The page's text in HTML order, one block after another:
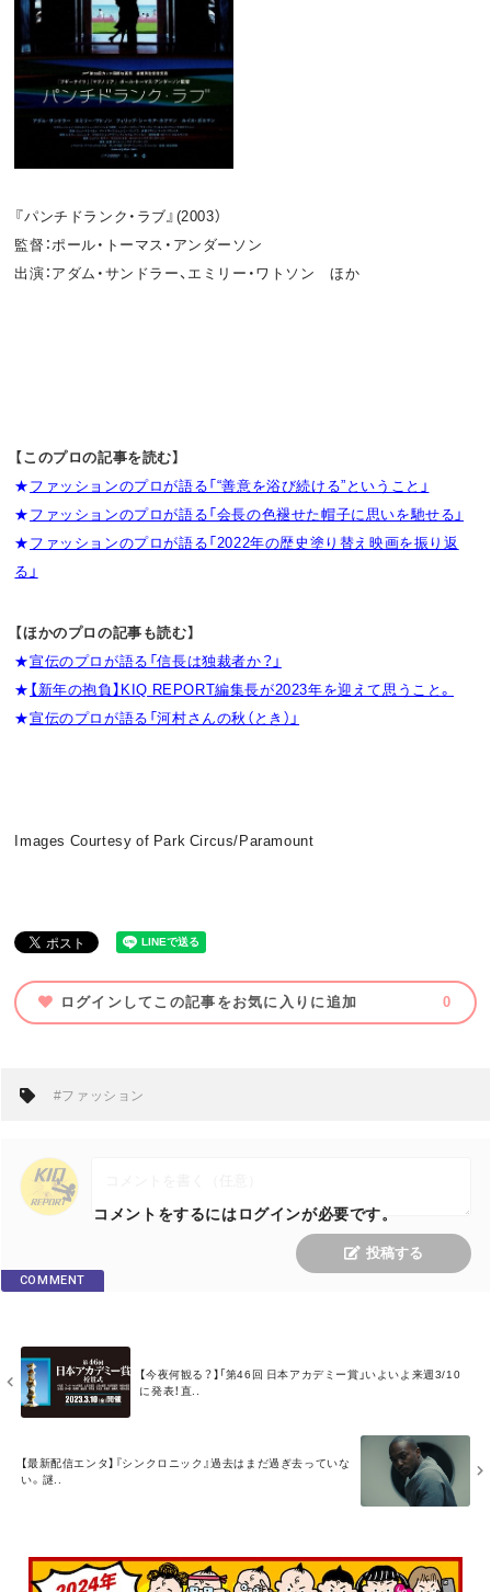
『パンチドランク・ラブ』(2003）
監督：ポール・トーマス・アンダーソン
出演：アダム・サンドラー、エミリー・ワトソン ほか
【このプロの記事を読む】
★ファッションのプロが語る「“善意を浴び続ける”ということ」
★ファッションのプロが語る「会長の色褪せた帽子に思いを馳せる」
★ファッションのプロが語る「2022年の歴史塗り替え映画を振り返
る」
【ほかのプロの記事も読む】
★宣伝のプロが語る「信長は独裁者か？」
★ 【新年の抱負】KIQ REPORT編集長が2023年を迎えて思うこと。
★宣伝のプロが語る「河村さんの秋（とき）」
Images Courtesy of Park Circus/Paramount
ログインしてこの記事をお気に入りに追加 0
#ファッション
COMMENT
コメントをするにはログインが必要です。
投稿する
【今夜何観る？】「第46回 日本アカデミー賞」いよいよ来週3/10
に発表！直..
M
O
R
E
【最新配信エンタ】『シンクロニック』過去はまだ過ぎ去っていな
い。謎..
O
R